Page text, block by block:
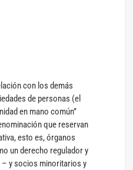
con los demás
de personas (el
en mano común”
que reservan
esto es, órganos
un derecho regulador y
y socios minoritarios y